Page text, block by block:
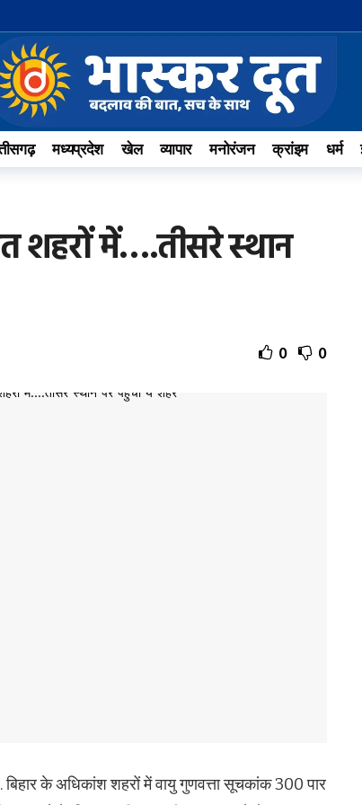
मध्यप्रदेश खेल व्यापार मनोरंजन क्रांइम धर्म
शहरों में….तीसरे स्थान
0 0
बिहार के अधिकांश शहरों में वायु गुणवत्ता सूचकांक 300 पार